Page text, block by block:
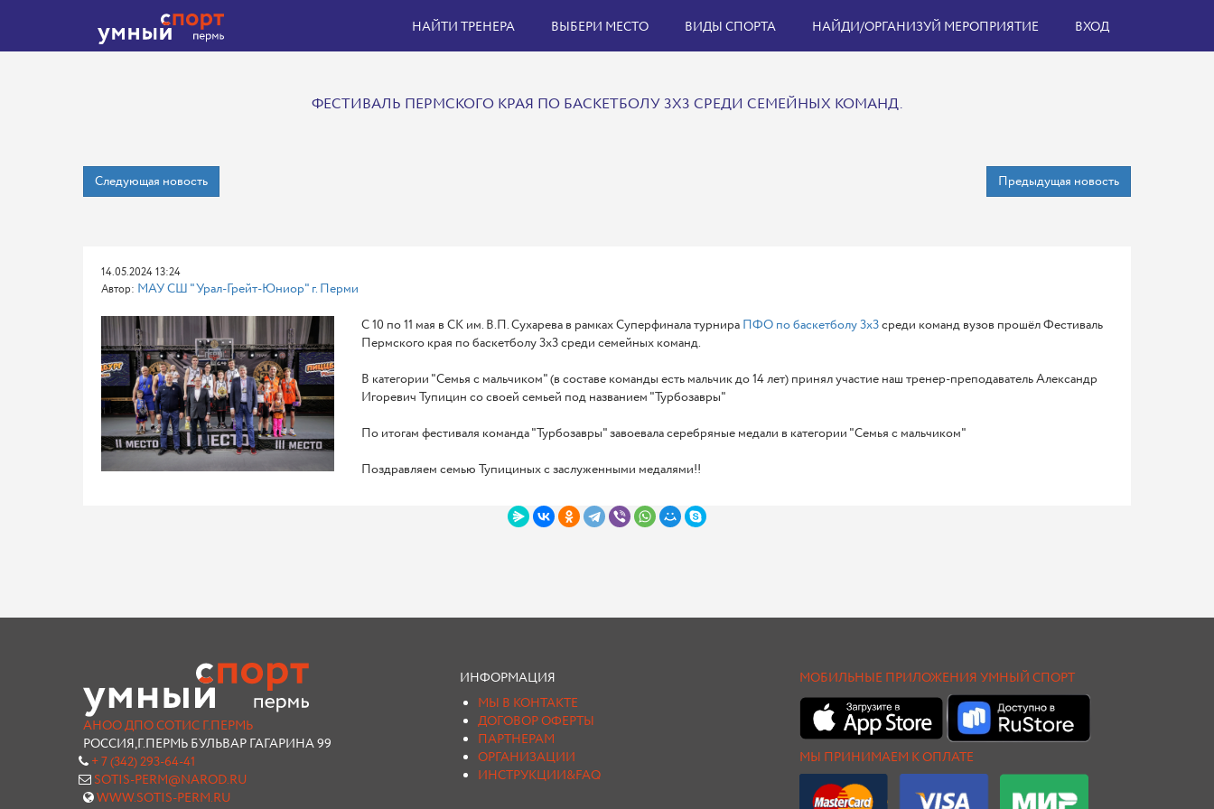
НАЙТИ ТРЕНЕРА ВЫБЕРИ МЕСТО ВИДЫ СПОРТА НАЙДИ/ОРГАНИЗУЙ МЕРОПРИЯТИЕ ВХОД
ФЕСТИВАЛЬ ПЕРМСКОГО КРАЯ ПО БАСКЕТБОЛУ 3X3 СРЕДИ СЕМЕЙНЫХ КОМАНД.
Следующая новость Предыдущая новость
14.05.2024 13:24
Автор: МАУ СШ "Урал-Грейт-Юниор" г. Перми
С 10 по 11 мая в СК им. В.П. Сухарева в рамках Суперфинала турнира ПФО по баскетболу 3х3среди команд вузов прошёл Фестиваль
Пермского края по баскетболу 3x3 среди семейных команд.
В категории "Семья с мальчиком" (в составе команды есть мальчик до 14 лет) принял участие наш тренер-преподаватель Александр
Игоревич Тупицин со своей семьей под названием "Турбозавры"
По итогам фестиваля команда "Турбозавры" завоевала серебряные медали в категории "Семья с мальчиком"
Поздравляем семью Тупициных с заслуженными медалями!!
АНОО ДПО СОТИС Г.ПЕРМЬ
РОССИЯ,Г.ПЕРМЬ БУЛЬВАР ГАГАРИНА 99
+ 7 (342) 293-64-41
SOTIS-PERM@NAROD.RU
WWW.SOTIS-PERM.RU
ИНФОРМАЦИЯ
МЫ В КОНТАКТЕ
ДОГОВОР ОФЕРТЫ
ПАРТНЕРАМ
ОРГАНИЗАЦИИ
ИНСТРУКЦИИ&FAQ
МОБИЛЬНЫЕ ПРИЛОЖЕНИЯ УМНЫЙ СПОРТ
МЫ ПРИНИМАЕМ К ОПЛАТЕ